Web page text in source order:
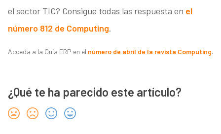
el sector TIC? Consigue todas las respuesta en el
número 812 de Computing.
Acceda a la Guía ERP en el número de abril de la revista Computing.
¿Qué te ha parecido este artículo?